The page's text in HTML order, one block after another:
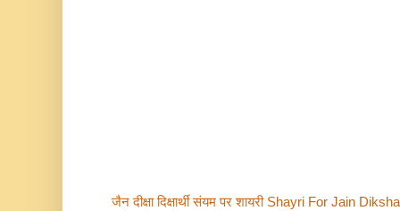
जैन दीक्षा दिक्षार्थी संयम पर शायरी Shayri For Jain